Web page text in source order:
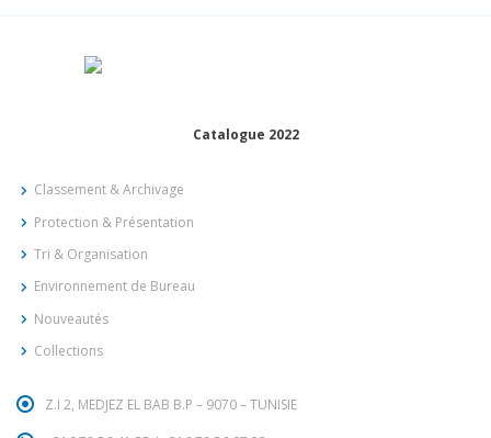
Catalogue 2022
Classement & Archivage
Protection & Présentation
Tri & Organisation
Environnement de Bureau
Nouveautés
Collections
Z.I 2, MEDJEZ EL BAB B.P – 9070 – TUNISIE